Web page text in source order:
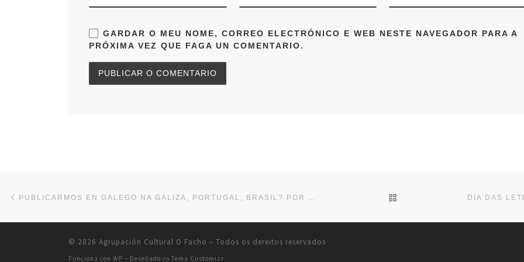
GARDAR O MEU NOME, CORREO ELECTRÓNICO E WEB NESTE NAVEGADOR PARA A
PRÓXIMA VEZ QUE FAGA UN COMENTARIO.
Navegación de entradas VOLVER Á LISTA DE
© 2026 Agrupación Cultural O Facho – Todos os dereitos reservados
Funciona con WP – Deseñado co Tema Customizr